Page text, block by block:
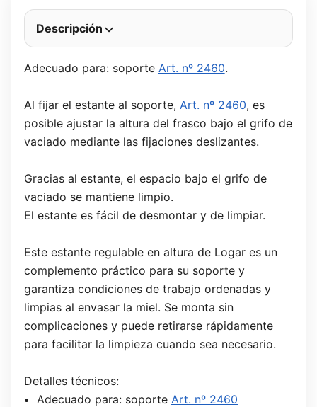
Descripción
Adecuado para: soporte Art. nº 2460.
Al fijar el estante al soporte, Art. nº 2460, es
posible ajustar la altura del frasco bajo el grifo de
vaciado mediante las fijaciones deslizantes.
Gracias al estante, el espacio bajo el grifo de
vaciado se mantiene limpio.
El estante es fácil de desmontar y de limpiar.
Este estante regulable en altura de Logar es un
complemento práctico para su soporte y
garantiza condiciones de trabajo ordenadas y
limpias al envasar la miel. Se monta sin
complicaciones y puede retirarse rápidamente
para facilitar la limpieza cuando sea necesario.
Detalles técnicos:
Adecuado para: soporte Art. nº 2460